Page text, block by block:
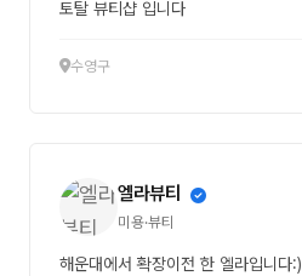
토탈 뷰티샵 입니다
수영구
엘라뷰티
미용·뷰티
해운대에서 확장이전 한 엘라입니다:)